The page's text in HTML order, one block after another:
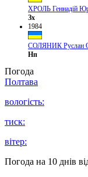
ХРОЛЬ Геннадій
Зх
1984
СОЛЯНИК Руслан
Нп
Погода
Полтава
вологість:
тиск:
вітер:
Погода на 10 днів